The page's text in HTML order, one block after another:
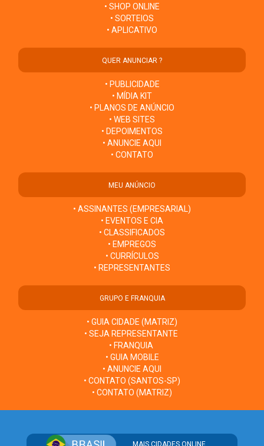
• SHOP ONLINE
• SORTEIOS
• APLICATIVO
QUER ANUNCIAR ?
• PUBLICIDADE
• MÍDIA KIT
• PLANOS DE ANÚNCIO
• WEB SITES
• DEPOIMENTOS
• ANUNCIE AQUI
• CONTATO
MEU ANÚNCIO
• ASSINANTES (EMPRESARIAL)
• EVENTOS E CIA
• CLASSIFICADOS
• EMPREGOS
• CURRÍCULOS
• REPRESENTANTES
GRUPO E FRANQUIA
• GUIA CIDADE (MATRIZ)
• SEJA REPRESENTANTE
• FRANQUIA
• GUIA MOBILE
• ANUNCIE AQUI
• CONTATO (SANTOS-SP)
• CONTATO (MATRIZ)
MAIS CIDADES ONLINE